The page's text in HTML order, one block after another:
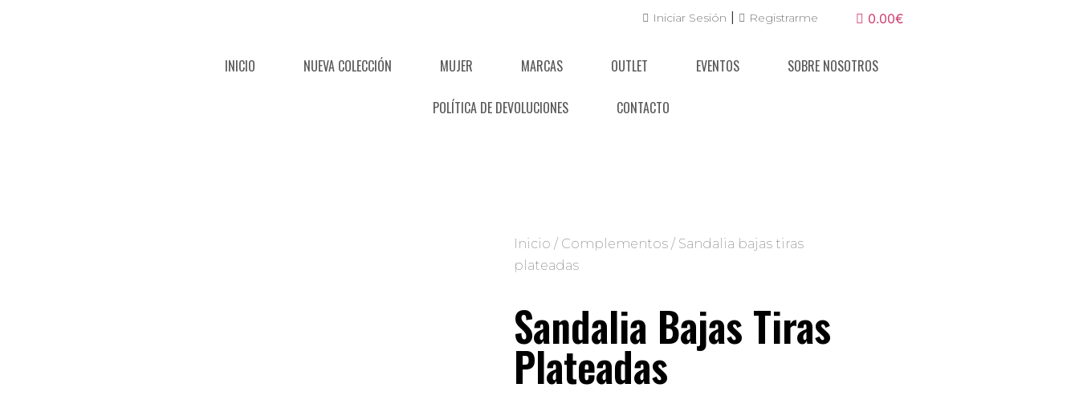
Iniciar Sesión Registrarme 0.00€
INICIO NUEVA COLECCIÓN MUJER MARCAS OUTLET EVENTOS SOBRE NOSOTROS
POLÍTICA DE DEVOLUCIONES CONTACTO
Inicio / Complementos / Sandalia bajas tiras
plateadas
Sandalia Bajas Tiras
Plateadas